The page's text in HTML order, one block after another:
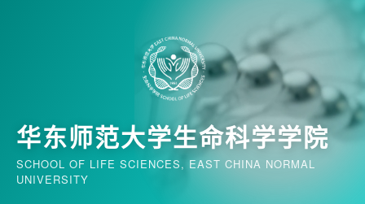
华东师范大学生命科学学院
SCHOOL OF LIFE SCIENCES, EAST CHINA NORMAL
UNIVERSITY